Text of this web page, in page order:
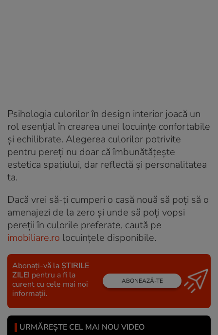
Psihologia culorilor în design interior joacă un
rol esențial în crearea unei locuințe confortabile
și echilibrate. Alegerea culorilor potrivite
pentru pereți nu doar că îmbunătățește
estetica spațiului, dar reflectă și personalitatea
ta.
Dacă vrei să-ți cumperi o casă nouă să poți să o
amenajezi de la zero și unde să poți vopsi
pereții în culorile preferate, caută pe
imobiliare.ro locuințele disponibile.
Abonați-vă la ȘTIRILE
ZILEI pentru a fi la
curent cu cele mai noi
informații.
ABONEAZĂ-TE
URMĂREȘTE CEL MAI NOU VIDEO